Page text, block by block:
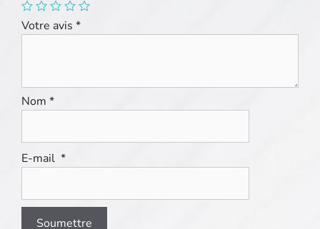
Votre avis *
Nom *
E-mail *